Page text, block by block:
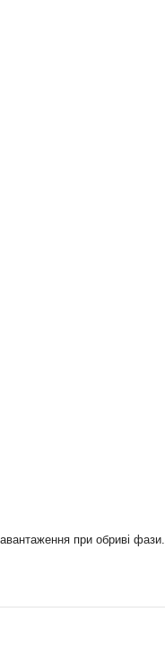
при обриві фази.